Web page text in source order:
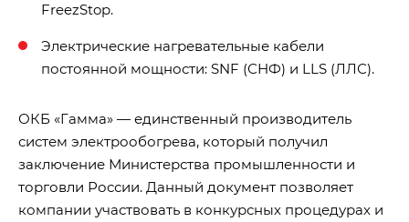
FreezStop.
Электрические нагревательные кабели
постоянной мощности: SNF (СНФ) и LLS (ЛЛС).
ОКБ «Гамма» — единственный производитель
систем электрообогрева, который получил
заключение Министерства промышленности и
торговли России. Данный документ позволяет
компании участвовать в конкурсных процедурах и